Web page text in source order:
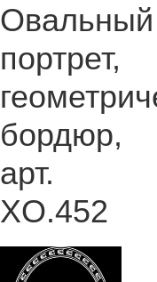
Овальный
портрет,
бордюр,
арт.
XO.452